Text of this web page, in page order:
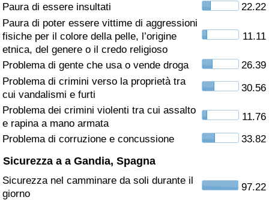
Paura di essere insultati
22.22
Paura di poter essere vittime di aggressioni
fisiche per il colore della pelle, l’origine
etnica, del genere o il credo religioso
11.11
Problema di gente che usa o vende droga
26.39
Problema di crimini verso la proprietà tra
cui vandalismi e furti
30.56
Problema dei crimini violenti tra cui assalto
e rapina a mano armata
11.76
Problema di corruzione e concussione
33.82
Sicurezza a a Gandia, Spagna
Sicurezza nel camminare da soli durante il
giorno
97.22
Indice dell’Assistenza Sanitaria
Indice dell’Assistenza Sanitaria per
Nazione
Inquinamento
Indice dell’Inquinamento (Corrente)
Indice dell’Inquinamento per Nazione